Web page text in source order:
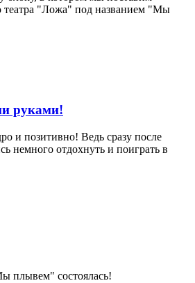
театра "Ложа" под названием "Мы
руками!
и позитивно! Ведь сразу после
немного отдохнуть и поиграть в
плывем" состоялась!